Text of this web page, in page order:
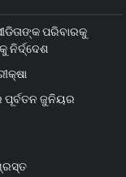
ପରିବାରକୁ
ନିର୍ଦ୍ଦେଶ
ପୂର୍ବତନ ଜୁନିୟର